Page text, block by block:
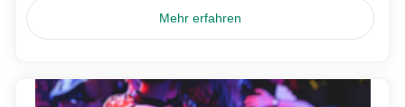
Mehr erfahren